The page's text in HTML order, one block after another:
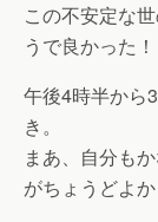
この不安定な
うで良かった！
午後4時半から
き。
まあ、自分も
がちょうどよか